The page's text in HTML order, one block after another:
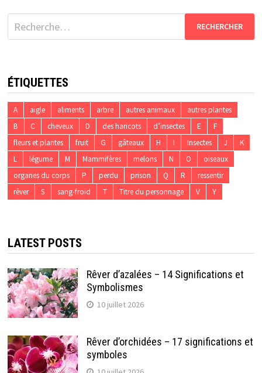
Rechercher :
ÉTIQUETTES
A aigle aliments arbre autres animaux
autres plantes
B
C cheveux D des haricots d’insectes E
F
fleurs et plantes
fruit G gâteaux H I Insectes J
K
L
légume M Mammifères melons N O
oiseaux
organes du corps
P perdu prison Q R
ressentir
rêver
S sang-froid T Titre du personnage V Y
LATEST POSTS
Rêver d’azalées – 14 Significations et
Symbolismes
10 juillet 2026
Rêver d’orchidées – 17 significations et
symboles